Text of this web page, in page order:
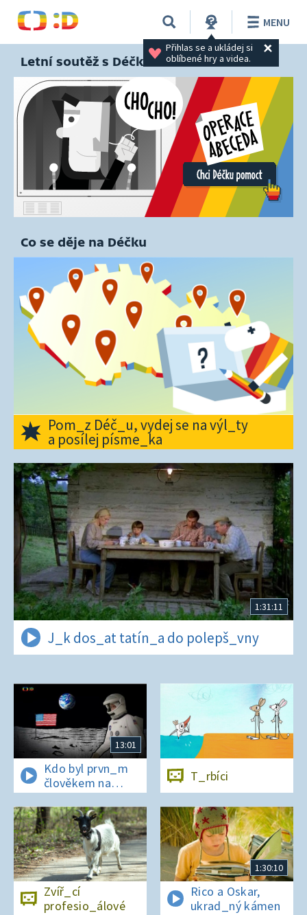
Přihlas se a ukládej si
oblíbené hry a videa.
MENU
Letní soutěž s Déčkem
Co se děje na Déčku
Pom_z Déč_u, vydej se na výl_ty
a posílej písme_ka
1:31:11
J_k dos_at tatín_a do polepš_vny
13:01
Kdo byl prvn_m
člověkem na
Měs_ci?
T_rbíci
Zvíř_cí
profesio_álové
1:30:10
Rico a Oskar,
ukrad_ný kámen